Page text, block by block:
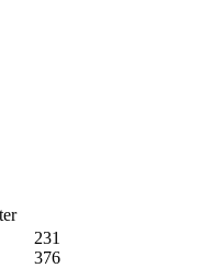
231
376